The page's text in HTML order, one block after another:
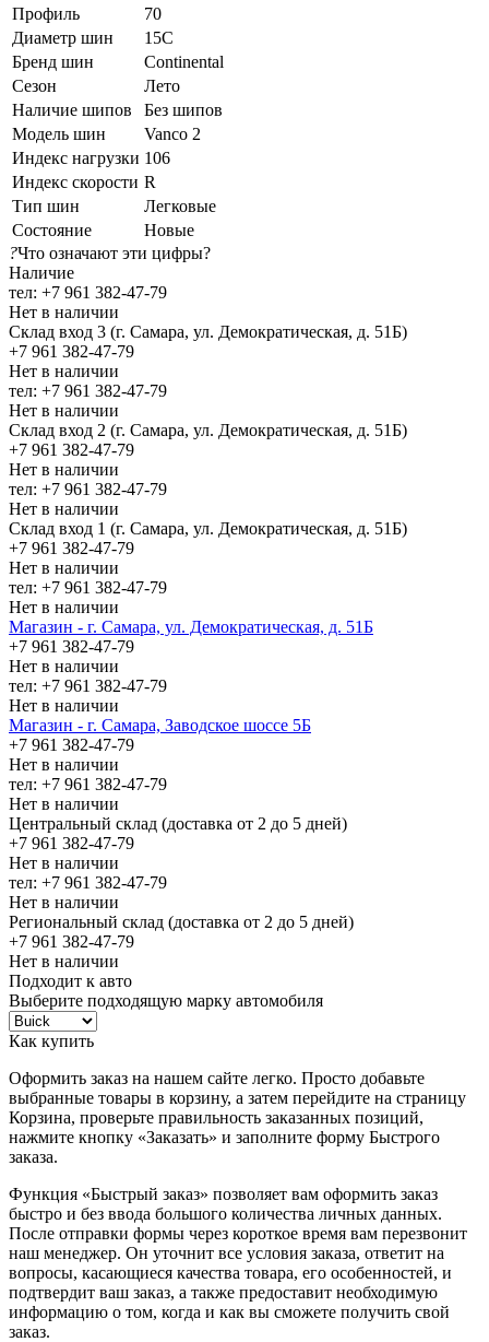
Профиль
70
Диаметр шин
15C
Бренд шин
Continental
Сезон
Лето
Наличие шипов
Без шипов
Модель шин
Vanco 2
Индекс нагрузки 106
Индекс скорости R
Тип шин
Легковые
Состояние
Новые
?Что означают эти цифры?
Наличие
тел: +7 961 382-47-79
Нет в наличии
Склад вход 3 (г. Самара, ул. Демократическая, д. 51Б)
+7 961 382-47-79
Нет в наличии
тел: +7 961 382-47-79
Нет в наличии
Склад вход 2 (г. Самара, ул. Демократическая, д. 51Б)
+7 961 382-47-79
Нет в наличии
тел: +7 961 382-47-79
Нет в наличии
Склад вход 1 (г. Самара, ул. Демократическая, д. 51Б)
+7 961 382-47-79
Нет в наличии
тел: +7 961 382-47-79
Нет в наличии
Магазин - г. Самара, ул. Демократическая, д. 51Б
+7 961 382-47-79
Нет в наличии
тел: +7 961 382-47-79
Нет в наличии
Магазин - г. Самара, Заводское шоссе 5Б
+7 961 382-47-79
Нет в наличии
тел: +7 961 382-47-79
Нет в наличии
Центральный склад (доставка от 2 до 5 дней)
+7 961 382-47-79
Нет в наличии
тел: +7 961 382-47-79
Нет в наличии
Региональный склад (доставка от 2 до 5 дней)
+7 961 382-47-79
Нет в наличии
Подходит к авто
Выберите подходящую марку автомобиля
Как купить
Оформить заказ на нашем сайте легко. Просто добавьте
выбранные товары в корзину, а затем перейдите на страницу
Корзина, проверьте правильность заказанных позиций,
нажмите кнопку «Заказать» и заполните форму Быстрого
заказа.
Функция «Быстрый заказ» позволяет вам оформить заказ
быстро и без ввода большого количества личных данных.
После отправки формы через короткое время вам перезвонит
наш менеджер. Он уточнит все условия заказа, ответит на
вопросы, касающиеся качества товара, его особенностей, и
подтвердит ваш заказ, а также предоставит необходимую
информацию о том, когда и как вы сможете получить свой
заказ.